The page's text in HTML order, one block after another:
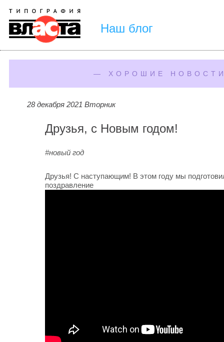
Наш блог
— ХОРОШИЕ
28 декабря 2021 Вторник
Друзья, с Новым годом!
#новый год
Друзья! С наступающим! В этом году мы
поздравление